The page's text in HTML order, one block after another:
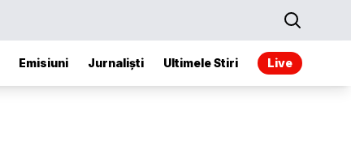
Emisiuni Jurnaliști Ultimele Stiri Live